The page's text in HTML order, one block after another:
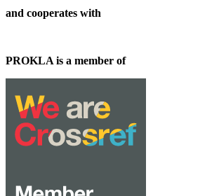
and cooperates with
PROKLA is a member of